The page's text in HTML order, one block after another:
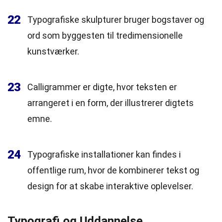
22
Typografiske skulpturer bruger bogstaver og
ord som byggesten til tredimensionelle
kunstværker.
23
Calligrammer er digte, hvor teksten er
arrangeret i en form, der illustrerer digtets
emne.
24
Typografiske installationer kan findes i
offentlige rum, hvor de kombinerer tekst og
design for at skabe interaktive oplevelser.